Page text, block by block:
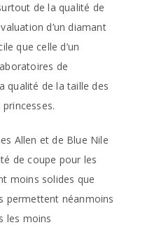
de la qualité de
d’un diamant
que celle d’un
de
qualité de la taille des
Allen et de Blue Nile
de coupe pour les
moins solides que
permettent néanmoins
les moins